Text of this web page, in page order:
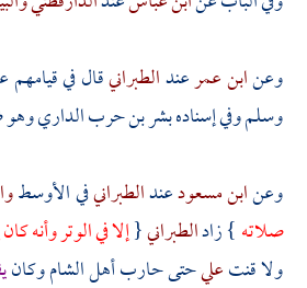
وعنابن عمرعندالطبرانيقال في قيامهم
وسلم وفي إسنادهبشر بن حرب الداري
وعنابن مسعودعندالطبرانيفي الأوسط
صلاته} زادالطبراني{إلا في الوتر وأنه
ولا قنتعليحتى حارب أهلالشاموكان